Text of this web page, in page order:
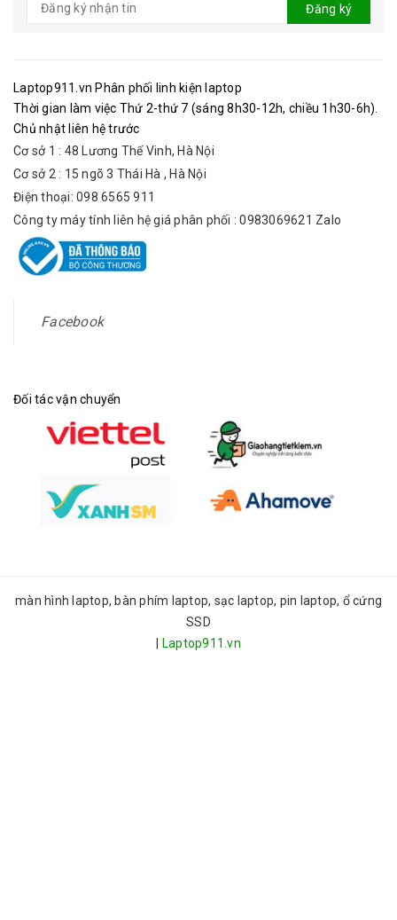
Đăng ký
Laptop911.vn Phân phối linh kiện laptop
Thời gian làm việc Thứ 2-thứ 7 (sáng 8h30-12h, chiều 1h30-6h).
Chủ nhật liên hệ trước
Cơ sở 1 : 48 Lương Thế Vinh, Hà Nội
Cơ sở 2 : 15 ngõ 3 Thái Hà , Hà Nội
Điện thoại: 098 6565 911
Công ty máy tính liên hệ giá phân phối : 0983069621 Zalo
Facebook
Đối tác vận chuyển
màn hình laptop, bàn phím laptop, sạc laptop, pin laptop, ổ cứng
SSD
Laptop911.vn